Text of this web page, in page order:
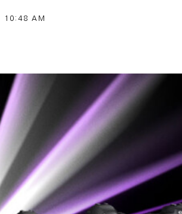
10:48 AM